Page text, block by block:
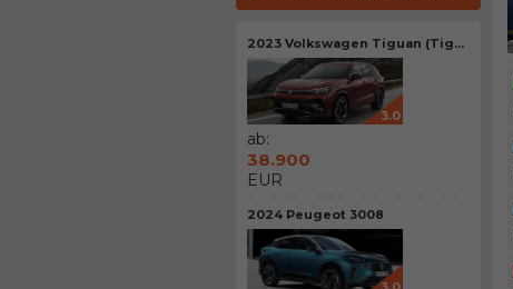
2023 Volkswagen Tiguan (Tig...
3.0
ab:
38.900
EUR
2024 Peugeot 3008